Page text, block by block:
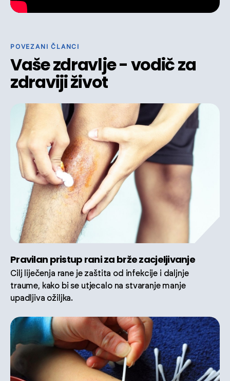
POVEZANI ČLANCI
Vaše zdravlje - vodič za
zdraviji život
Pravilan pristup rani za brže zacjeljivanje
Cilj liječenja rane je zaštita od infekcije i daljnje
traume, kako bi se utjecalo na stvaranje manje
upadljiva ožiljka.